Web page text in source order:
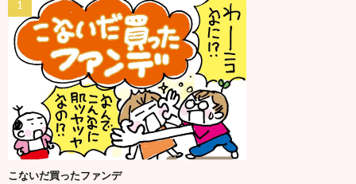
こないだ買ったファンデ